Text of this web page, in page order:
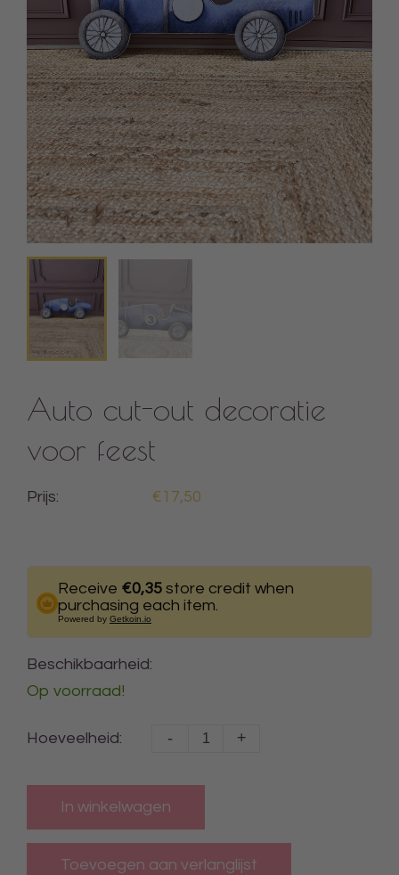
Auto cut-out decoratie
voor feest
Prijs: €17,50
Receive €0,35 store credit when
purchasing each item.
Powered by Getkoin.io
Beschikbaarheid:
Op voorraad!
Hoeveelheid: - +
In winkelwagen